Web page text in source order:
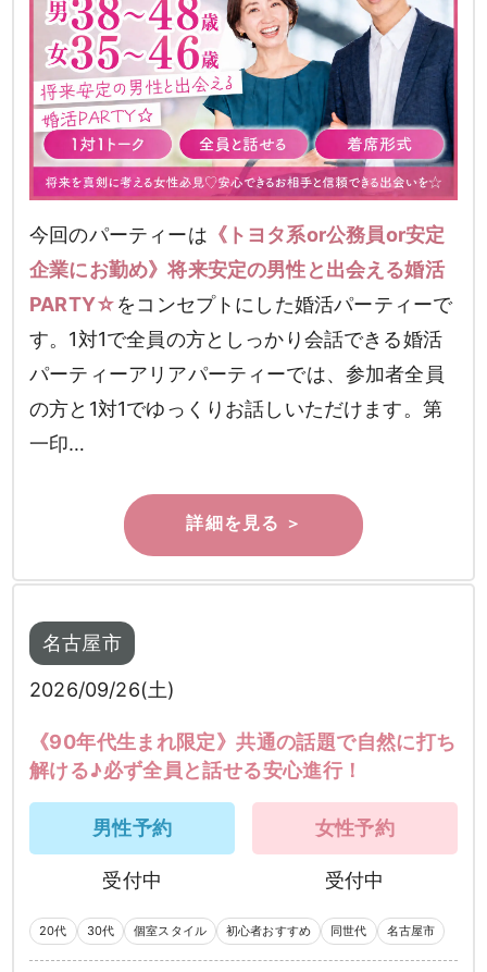
今回のパーティーは 《トヨタ系or公務員or安定
企業にお勤め》将来安定の男性と出会える婚活
PARTY☆をコンセプトにした婚活パーティーで
す。1対1で全員の方としっかり会話できる婚活
パーティーアリアパーティーでは、参加者全員
の方と1対1でゆっくりお話しいただけます。第
一印…
名古屋市
2026/09/26(土)
《90年代生まれ限定》共通の話題で自然に打ち
解ける♪必ず全員と話せる安心進行！
男性予約
受付中
女性予約
受付中
20代 30代 個室スタイル 初心者おすすめ 同世代 名古屋市